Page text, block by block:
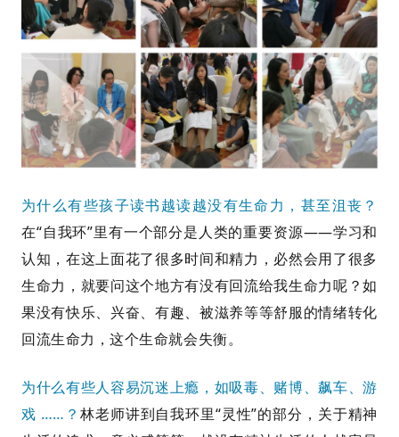
为什么有些孩子读书越读越没有生命力，甚至沮丧？
在“自我环”里有一个部分是人类的重要资源——学习和
认知，在这上面花了很多时间和精力，必然会用了很多
生命力，就要问这个地方有没有回流给我生命力呢？如
果没有快乐、兴奋、有趣、被滋养等等舒服的情绪转化
回流生命力，这个生命就会失衡。
为什么有些人容易沉迷上瘾，如吸毒、赌博、飙车、游
戏 ……？林老师讲到自我环里“灵性”的部分，关于精神